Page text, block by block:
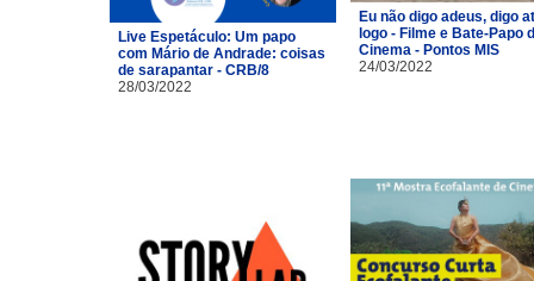
Live Espetáculo: Um papo
com Mário de Andrade: coisas
de sarapantar - CRB/8
28/03/2022
Eu não digo adeus, digo
logo - Filme e Bate-Papo
Cinema - Pontos MIS
24/03/2022